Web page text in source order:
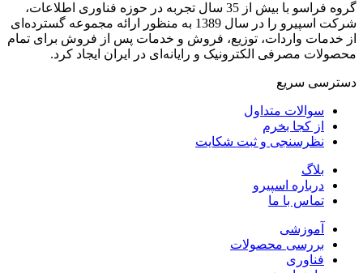
گروه فراسو با بیش از 35 سال تجربه در حوزه فناوری اطلاعات،
شرکت اسپیرو را در سال 1389 به منظور ارائه مجموعه گسترده‌ای
از خدمات واردات، توزیع، فروش و خدمات پس از فروش برای تمام
محصولات مصرفی الکترونیک و رایانه‌ای در ایران ایجاد کرد.
دسترسی‌ سریع
سوالات متداول
از کجا بخرم
نظرسنجی و ثبت شکایت
بلاگ
درباره اسپیرو
تماس با ما
آموزشی
بررسی محصولات
فناوری